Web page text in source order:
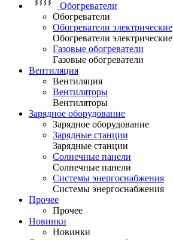
Обогреватели
Обогреватели
Обогреватели электрические
Обогреватели электрические
Газовые обогреватели
Газовые обогреватели
Вентиляция
Вентиляция
Вентиляторы
Вентиляторы
Зарядное оборудование
Зарядное оборудование
Зарядные станции
Зарядные станции
Солнечные панели
Солнечные панели
Системы энергоснабжения
Системы энергоснабжения
Прочее
Прочее
Новинки
Новинки